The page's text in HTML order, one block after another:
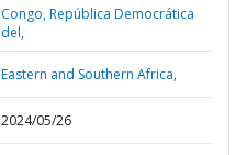
Congo,República Democrática
del,
Eastern and Southern Africa,
2024/05/26